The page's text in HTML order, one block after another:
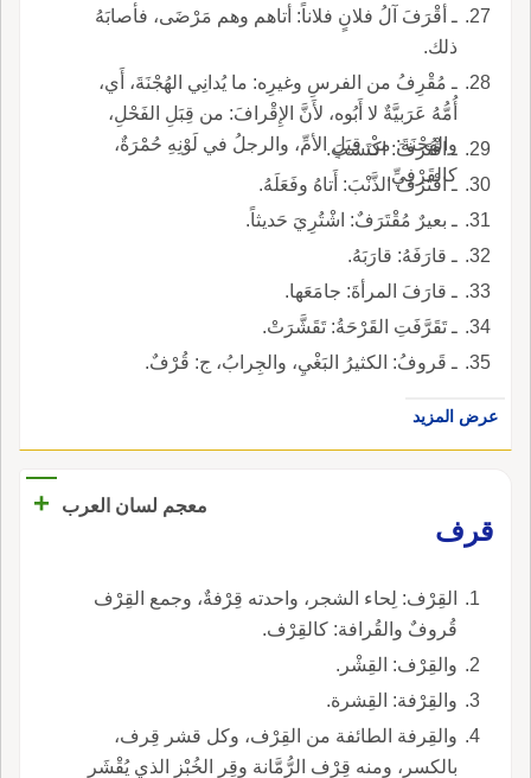
ـ أقْرَفَ آلُ فلانٍ فلاناً: أتاهم وهم مَرْضَى، فأصابَهُ
ذلك.
ـ مُقْرِفُ من الفرسِ وغيرِه: ما يُدانِي الهُجْنَةَ، أَي،
أُمُّهُ عَرَبيَّةٌ لا أَبُوه، لأَنَّ الإِقْرافَ: من قِبَلِ الفَحْلِ،
والهُجْنَةَ: من قِبَلِ الأمِّ، والرجلُ في لَوْنِهِ حُمْرَةٌ،
كالقَرْفِيِّ.
ـ اقْتَرَفَ: اكْتَسَبَ.
ـ اقْتَرَفَ الذَّنْبَ: أَتاهُ وفَعَلَهُ.
ـ بعيرٌ مُقْتَرَفٌ: اشْتُرِيَ حَديثاً.
ـ قارَفَهُ: قارَبَهُ.
ـ قارَفَ المرأةَ: جامَعَها.
ـ تَقَرَّفَتِ القَرْحَةُ: تَقَشَّرَتْ.
ـ قَروفُ: الكثيرُ البَغْيِ، والجِرابُ، ج: قُرْفٌ.
عرض المزيد
معجم لسان العرب
+
قرف
القِرْف: لِحاء الشجر، واحدته قِرْفةٌ، وجمع القِرْف
قُروفٌ والقُرافة: كالقِرْف.
والقِرْف: القِشْر.
والقِرْفة: القِشرة.
والقِرفة الطائفة من القِرْف، وكل قشر قِرف،
بالكسر، ومنه قِرْف الرُّمَّانة وقِر الخُبْز الذي يُقْشَر